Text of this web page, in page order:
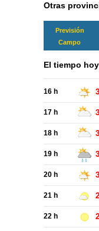
Otras
Previsión
Campo
El tiempo hoy
16 h
17 h
18 h
19 h
20 h
21 h
22 h